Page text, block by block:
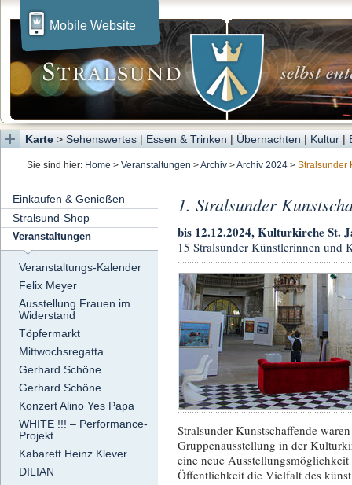
Mobile Website
Karte > Sehenswertes | Essen & Trinken | Übernachten | Kultur |
Sie sind hier: Home > Veranstaltungen >Archiv >Archiv 2024 > Stralsunder
Einkaufen & Genießen
Stralsund-Shop
Veranstaltungen
Veranstaltungs-Kalender
Felix Meyer
Ausstellung Frauen im
Widerstand
Töpfermarkt
Mittwochsregatta
Gerhard Schöne
Gerhard Schöne
Konzert Alino Yes Papa
WHITE !!! – Performance-
Projekt
Kabarett Heinz Klever
DILIAN
1. Stralsunder
bis 12.12.2024, Kulturkirche St.
15 Stralsunder Künstlerinnen und
Stralsunder Kunstschaffende
Gruppenausstellung in der
eine neue
Öffentlichkeit die Vielfalt des